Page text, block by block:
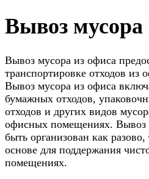
Вывоз мусора
Вывоз мусора из офиса
транспортировке отходов
Вывоз мусора из офиса
бумажных отходов,
отходов и других видов
офисных помещениях. Вывоз
быть организован как
основе для поддержания
помещениях.